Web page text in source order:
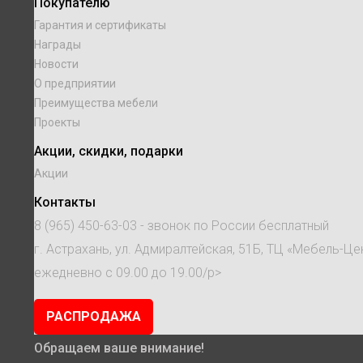
Гарантия и сертификаты
Награды
Новости
О предприятии
Преимущества мебели
Проекты
Акции, скидки, подарки
Акции
Контакты
8 (965) 450-63-03 - звонок по России бесплатный
г. Астрахань, ул. Адмиралтейская, 51Б, ТЦ «Мебель-
ежедневно с 09.00 до 19.00/p>
РАСПРОДАЖА
Обращаем ваше внимание!